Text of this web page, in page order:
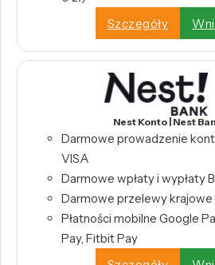
Szczegóły
Nest Konto | Nest
Darmowe prowadzenie
VISA
Darmowe wpłaty i wypłaty
Darmowe przelewy krajowe
Płatności mobilne Google
Pay, Fitbit Pay